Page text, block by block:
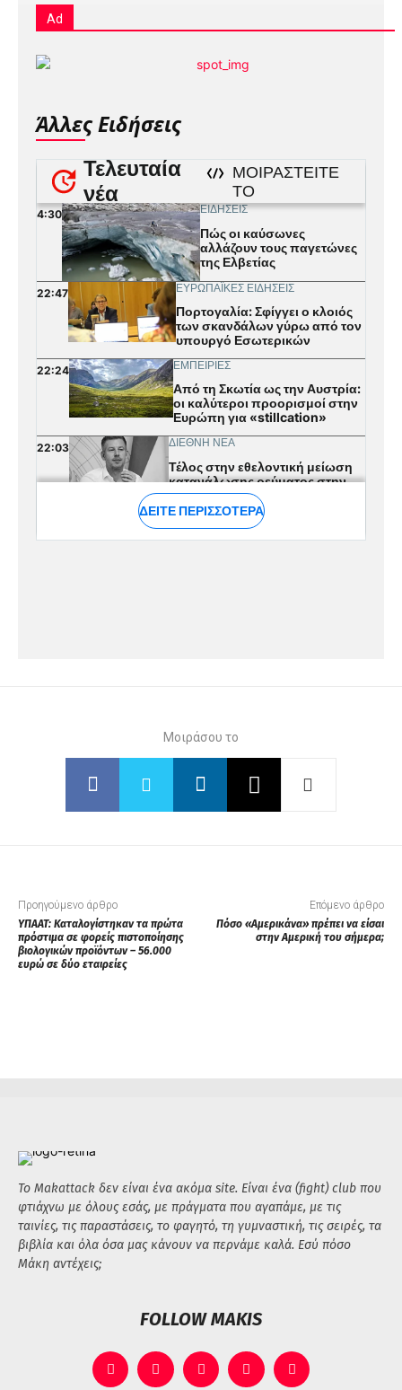
Ad
Άλλες Ειδήσεις
Μοιράσου το
Προηγούμενο άρθρο
ΥΠΑΑΤ: Καταλογίστηκαν τα πρώτα
πρόστιμα σε φορείς πιστοποίησης
βιολογικών προϊόντων – 56.000
ευρώ σε δύο εταιρείες
Επόμενο άρθρο
Πόσο «Αμερικάνα» πρέπει να είσαι
στην Αμερική του σήμερα;
Το Makattack δεν είναι ένα ακόμα site. Είναι ένα (fight) club που
φτιάχνω με όλους εσάς, με πράγματα που αγαπάμε, με τις
ταινίες, τις παραστάσεις, το φαγητό, τη γυμναστική, τις σειρές, τα
βιβλία και όλα όσα μας κάνουν να περνάμε καλά. Εσύ πόσο
Μάκη αντέχεις;
FOLLOW MAKIS